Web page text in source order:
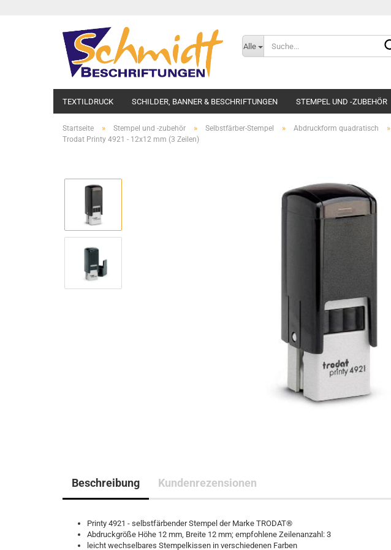
Alle
TEXTILDRUCK SCHILDER, BANNER & BESCHRIFTUNGEN STEMPEL UND -ZUBEHÖR
Startseite » Stempel und -zubehör » Selbstfärber-Stempel » Abdruckform quadratisch »
Trodat Printy 4921 - 12x12 mm (3 Zeilen)
Beschreibung Kundenrezensionen
Printy 4921 - selbstfärbender Stempel der Marke TRODAT®
Abdruckgröße Höhe 12 mm, Breite 12 mm; empfohlene Zeilenanzahl: 3
leicht wechselbares Stempelkissen in verschiedenen Farben